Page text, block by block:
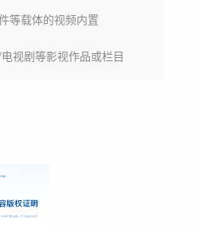
等载体的视频内置
视剧等影视作品或栏目